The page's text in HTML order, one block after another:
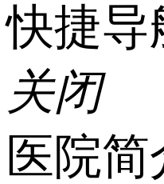
快捷导
关闭
医院简